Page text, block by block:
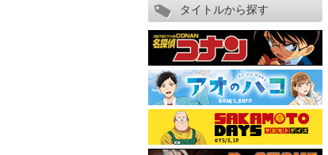
タイトルから探す